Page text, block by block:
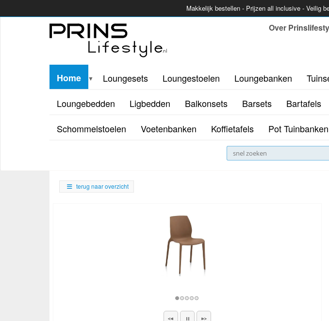
Makkelijk bestellen - Prijzen all inclusive - Veilig
Over
Home ▼ Loungesets Loungestoelen Loungebanken
Loungebedden
Ligbedden Balkonsets Barsets Bartafels
Schommelstoelen
Voetenbanken Koffietafels Pot Tuinbanken
terug naar overzicht